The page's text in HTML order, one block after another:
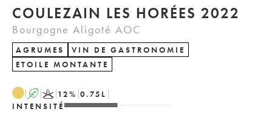
COULEZAIN LES HORÉES 2022
Bourgogne Aligoté AOC
AGRUMES
VIN DE GASTRONOMIE
ETOILE MONTANTE
A K 12% 0.75 L
INTENSITÉ